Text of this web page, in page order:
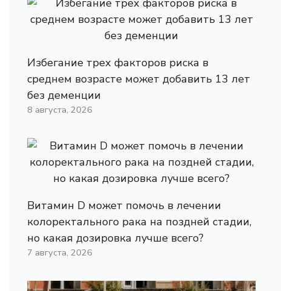
Избегание трех факторов риска в
среднем возрасте может добавить 13 лет
без деменции
8 августа, 2026
Витамин D может помочь в лечении
колоректального рака на поздней стадии,
но какая дозировка лучше всего?
7 августа, 2026